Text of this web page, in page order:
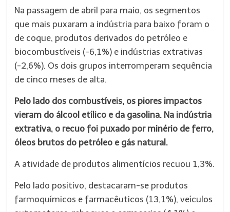
Na passagem de abril para maio, os segmentos
que mais puxaram a indústria para baixo foram o
de coque, produtos derivados do petróleo e
biocombustíveis (-6,1%) e indústrias extrativas
(-2,6%). Os dois grupos interromperam sequência
de cinco meses de alta.
Pelo lado dos combustíveis, os piores impactos
vieram do álcool etílico e da gasolina. Na indústria
extrativa, o recuo foi puxado por minério de ferro,
óleos brutos do petróleo e gás natural.
A atividade de produtos alimentícios recuou 1,3%.
Pelo lado positivo, destacaram-se produtos
farmoquímicos e farmacêuticos (13,1%), veículos